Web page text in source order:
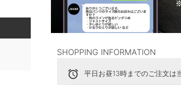
SHOPPING INFORMATION
alarm 平日お昼13時までのご注文は